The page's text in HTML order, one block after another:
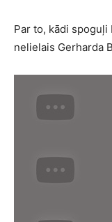
Par to, kādi
nelielais Gerharda